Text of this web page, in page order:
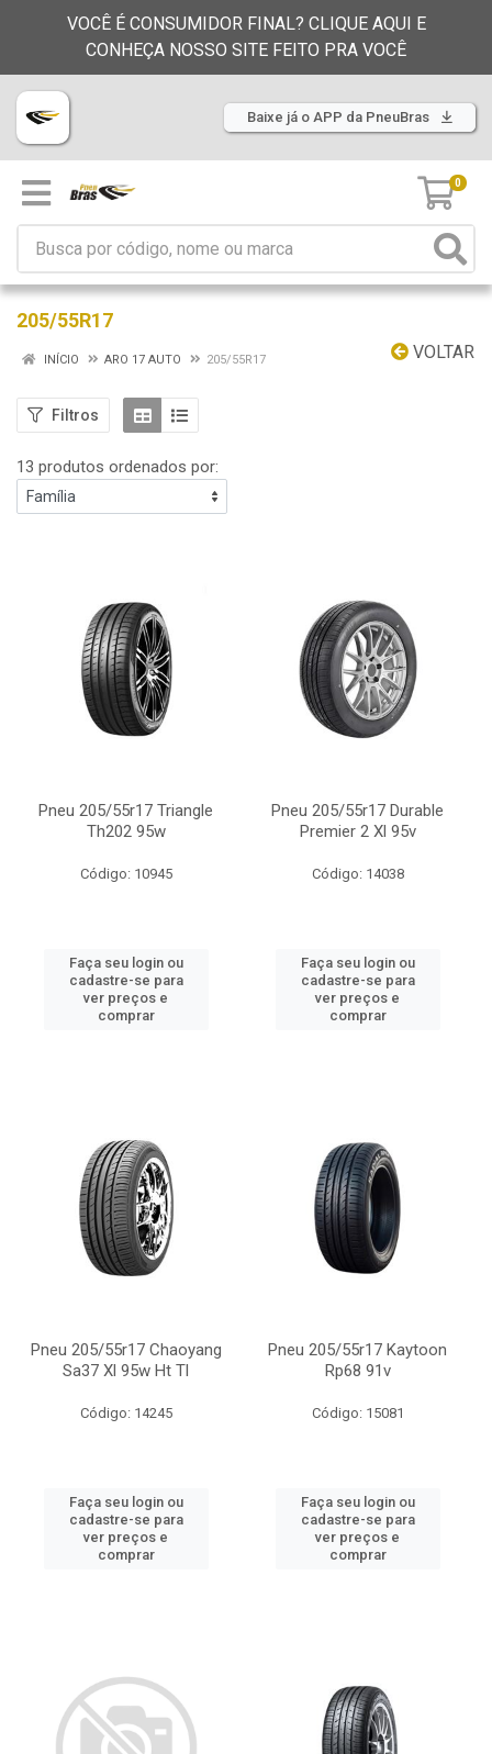
VOCÊ É CONSUMIDOR FINAL? CLIQUE AQUI E
CONHEÇA NOSSO SITE FEITO PRA VOCÊ
Baixe já o APP da PneuBras
0
205/55R17
VOLTAR
INÍCIO ARO 17 AUTO 205/55R17
Filtros
13 produtos ordenados por:
Pneu 205/55r17 Triangle
Th202 95w
Código: 10945
Faça seu login ou
cadastre-se para
ver preços e
comprar
Pneu 205/55r17 Durable
Premier 2 Xl 95v
Código: 14038
Faça seu login ou
cadastre-se para
ver preços e
comprar
Pneu 205/55r17 Chaoyang
Sa37 Xl 95w Ht Tl
Código: 14245
Faça seu login ou
cadastre-se para
ver preços e
comprar
Pneu 205/55r17 Kaytoon
Rp68 91v
Código: 15081
Faça seu login ou
cadastre-se para
ver preços e
comprar